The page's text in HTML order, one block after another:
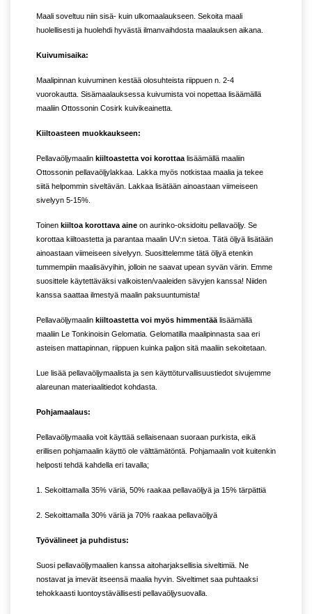
Maali soveltuu niin sisä- kuin ulkomaalaukseen. Sekoita maali
huolellisesti ja huolehdi hyvästä ilmanvaihdosta maalauksen aikana.
Kuivumisaika:
Maalipinnan kuivuminen kestää olosuhteista riippuen n. 2-4
vuorokautta. Sisämaalauksessa kuivumista voi nopettaa lisäämällä
maaliin Ottossonin Cosirk kuivikeainetta.
Kiiltoasteen muokkaukseen:
Pellavaöljymaalin kiiltoastetta voi korottaa lisäämällä maaliin
Ottossonin pellavaöljylakkaa. Lakka myös notkistaa maalia ja tekee
siitä helpommin siveltävän. Lakkaa lisätään ainoastaan viimeiseen
sivelyyn 5-15%.
Toinen kiiltoa korottava aine on aurinko-oksidoitu pellavaöljy. Se
korottaa kiiltoastetta ja parantaa maalin UV:n sietoa. Tätä öljyä lisätään
ainoastaan viimeiseen sivelyyn. Suosittelemme tätä öljyä etenkin
tummempiin maalisävyihin, jolloin ne saavat upean syvän värin. Emme
suosittele käytettäväksi valkoisten/vaaleiden sävyjen kanssa! Niiden
kanssa saattaa ilmestyä maalin paksuuntumista!
Pellavaöljymaalin kiiltoastetta voi myös himmentää lisäämällä
maaliin Le Tonkinoisin Gelomatia. Gelomatilla maalipinnasta saa eri
asteisen mattapinnan, riippuen kuinka paljon sitä maaliin sekoitetaan.
Lue lisää pellavaöljymaalista ja sen käyttöturvallisuustiedot sivujemme
alareunan materiaalitiedot kohdasta.
Pohjamaalaus:
Pellavaöljymaalia voit käyttää sellaisenaan suoraan purkista, eikä
erillisen pohjamaalin käyttö ole välttämätöntä. Pohjamaalin voit kuitenkin
helposti tehdä kahdella eri tavalla;
1. Sekoittamalla 35% väriä, 50% raakaa pellavaöljyä ja 15% tärpättiä
2. Sekoittamalla 30% väriä ja 70% raakaa pellavaöljyä
Työvälineet ja puhdistus:
Suosi pellavaöljymaalien kanssa aitoharjaksellisia siveltimiä. Ne
nostavat ja imevät itseensä maalia hyvin. Siveltimet saa puhtaaksi
tehokkaasti luontoystävällisesti pellavaöljysuovalla.